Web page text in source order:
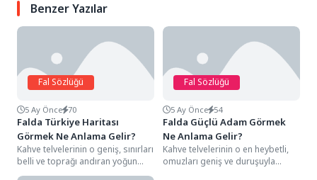
Benzer Yazılar
Fal Sözlüğü
5 Ay Önce 70
Falda Türkiye Haritası
Görmek Ne Anlama Gelir?
Kahve telvelerinin o geniş, sınırları
belli ve toprağı andıran yoğun
hatları arasında bir Türkiye
Fal Sözlüğü
5 Ay Önce 54
Falda Güçlü Adam Görmek
Ne Anlama Gelir?
Kahve telvelerinin o en heybetli,
omuzları geniş ve duruşuyla